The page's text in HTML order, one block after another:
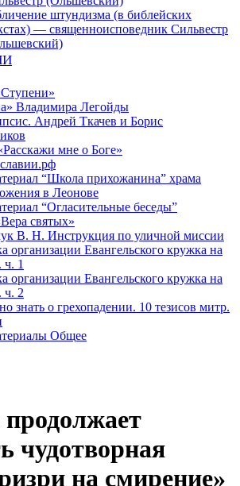
штундизма (в библейских
— священноисповедник Сильвестр
Владимира Легойды
Андрей Ткачев и Борис
мне о Боге»
“Школа прихожанина” храма
в Леонове
“Огласительные беседы”
святых»
В. Н. Инструкция по уличной миссии
организации Евангельского кружка на
ч. 1
организации Евангельского кружка на
ч. 2
знать о грехопадении. 10 тезисов митр.
Общее
чудотворная
на смирение»